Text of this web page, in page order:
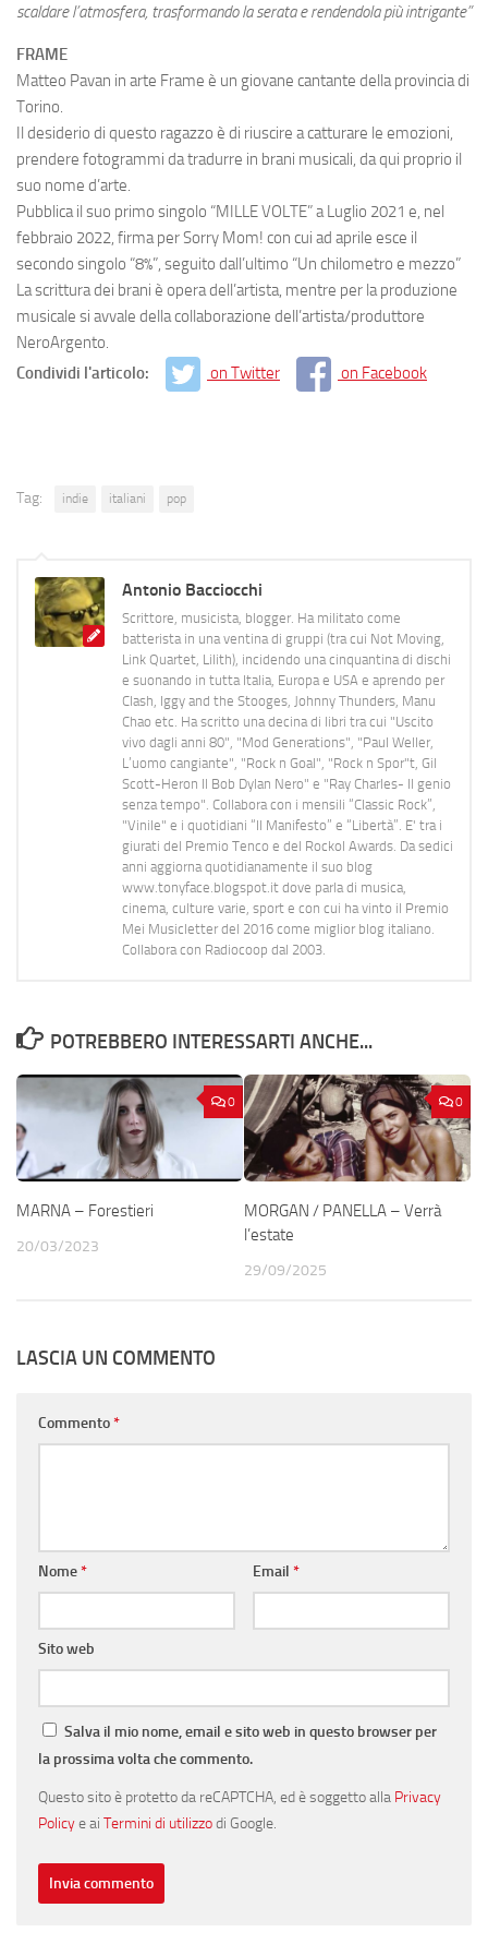
scaldare l’atmosfera, trasformando la serata e rendendola più intrigante”
FRAME
Matteo Pavan in arte Frame è un giovane cantante della provincia di
Torino.
Il desiderio di questo ragazzo è di riuscire a catturare le emozioni,
prendere fotogrammi da tradurre in brani musicali, da qui proprio il
suo nome d’arte.
Pubblica il suo primo singolo “MILLE VOLTE” a Luglio 2021 e, nel
febbraio 2022, firma per Sorry Mom! con cui ad aprile esce il
secondo singolo “8%”, seguito dall’ultimo “Un chilometro e mezzo”
La scrittura dei brani è opera dell’artista, mentre per la produzione
musicale si avvale della collaborazione dell’artista/produttore
NeroArgento.
Condividi l'articolo:
on Twitter on Facebook
Tag: indie italiani pop
Antonio Bacciocchi
Scrittore, musicista, blogger. Ha militato come
batterista in una ventina di gruppi (tra cui Not Moving,
Link Quartet, Lilith), incidendo una cinquantina di dischi
e suonando in tutta Italia, Europa e USA e aprendo per
Clash, Iggy and the Stooges, Johnny Thunders, Manu
Chao etc. Ha scritto una decina di libri tra cui "Uscito
vivo dagli anni 80", "Mod Generations", "Paul Weller,
L’uomo cangiante", "Rock n Goal", "Rock n Spor"t, Gil
Scott-Heron Il Bob Dylan Nero" e "Ray Charles- Il genio
senza tempo". Collabora con i mensili “Classic Rock”,
"Vinile" e i quotidiani “Il Manifesto” e “Libertà”. E' tra i
giurati del Premio Tenco e del Rockol Awards. Da sedici
anni aggiorna quotidianamente il suo blog
www.tonyface.blogspot.it dove parla di musica,
cinema, culture varie, sport e con cui ha vinto il Premio
Mei Musicletter del 2016 come miglior blog italiano.
Collabora con Radiocoop dal 2003.
POTREBBERO INTERESSARTI ANCHE...
0
MARNA – Forestieri
20/03/2023
0
MORGAN / PANELLA – Verrà
l’estate
29/09/2025
LASCIA UN COMMENTO
Commento*
Nome* Email *
Sito web
Salva il mio nome, email e sito web in questo browser per
la prossima volta che commento.
Questo sito è protetto da reCAPTCHA, ed è soggetto alla Privacy
Policye ai Termini di utilizzodi Google.